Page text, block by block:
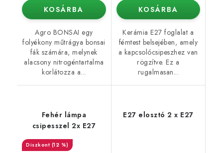
KOSÁRBA
Agro BONSAI egy
folyékony műtrágya bonsai
fák számára, melynek
alacsony nitrogéntartalma
korlátozza a...
KOSÁRBA
Kerámia E27 foglalat a
fémtest belsejében, amely
a kapcsolócsipeszhez van
rögzítve. Ez a
rugalmasan...
Fehér lámpa
csipesszel 2x E27
(12 %)
E27 elosztó 2 x E27